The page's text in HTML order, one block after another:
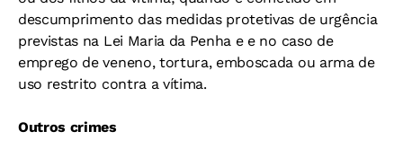
descumprimento das medidas protetivas de urgência
previstas na Lei Maria da Penha e e no caso de
emprego de veneno, tortura, emboscada ou arma de
uso restrito contra a vítima.
Outros crimes